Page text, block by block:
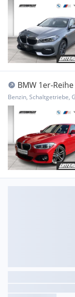
BMW 1er-
RFK US...
Benzin, Schaltgetriebe,